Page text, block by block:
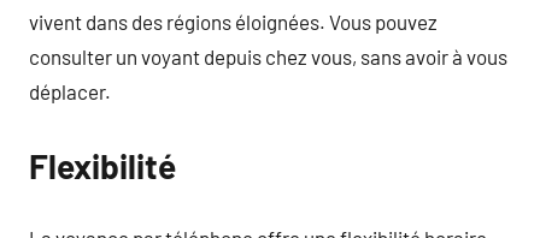
vivent dans des régions éloignées. Vous pouvez
consulter un voyant depuis chez vous, sans avoir à vous
déplacer.
Flexibilité